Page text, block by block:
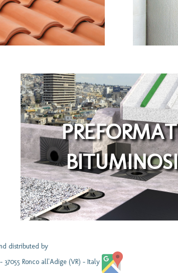
BITUMINOSI
distributed by
Ronco all'Adige (VR) - Italy